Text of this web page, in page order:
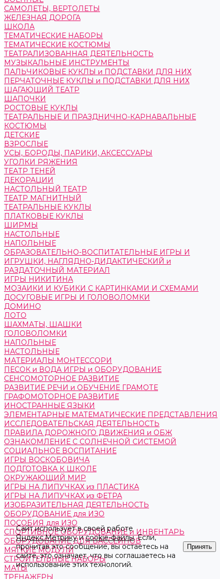
САМОЛЕТЫ, ВЕРТОЛЕТЫ
ЖЕЛЕЗНАЯ ДОРОГА
ШКОЛА
ТЕМАТИЧЕСКИЕ НАБОРЫ
ТЕМАТИЧЕСКИЕ КОСТЮМЫ
ТЕАТРАЛИЗОВАННАЯ ДЕЯТЕЛЬНОСТЬ
МУЗЫКАЛЬНЫЕ ИНСТРУМЕНТЫ
ПАЛЬЧИКОВЫЕ КУКЛЫ и ПОДСТАВКИ ДЛЯ НИХ
ПЕРЧАТОЧНЫЕ КУКЛЫ и ПОДСТАВКИ ДЛЯ НИХ
ШАГАЮЩИЙ ТЕАТР
ШАПОЧКИ
РОСТОВЫЕ КУКЛЫ
ТЕАТРАЛЬНЫЕ И ПРАЗДНИЧНО-КАРНАВАЛЬНЫЕ
КОСТЮМЫ
ДЕТСКИЕ
ВЗРОСЛЫЕ
УСЫ, БОРОДЫ, ПАРИКИ, АКСЕССУАРЫ
УГОЛКИ РЯЖЕНИЯ
ТЕАТР ТЕНЕЙ
ДЕКОРАЦИИ
НАСТОЛЬНЫЙ ТЕАТР
ТЕАТР МАГНИТНЫЙ
ТЕАТРАЛЬНЫЕ КУКЛЫ
ПЛАТКОВЫЕ КУКЛЫ
ШИРМЫ
НАСТОЛЬНЫЕ
НАПОЛЬНЫЕ
ОБРАЗОВАТЕЛЬНО-ВОСПИТАТЕЛЬНЫЕ ИГРЫ И
ИГРУШКИ, НАГЛЯДНО-ДИДАКТИЧЕСКИЙ и
РАЗДАТОЧНЫЙ МАТЕРИАЛ
ИГРЫ НИКИТИНА
МОЗАИКИ И КУБИКИ С КАРТИНКАМИ И СХЕМАМИ
ДОСУГОВЫЕ ИГРЫ И ГОЛОВОЛОМКИ
ДОМИНО
ЛОТО
ШАХМАТЫ, ШАШКИ
ГОЛОВОЛОМКИ
НАПОЛЬНЫЕ
НАСТОЛЬНЫЕ
МАТЕРИАЛЫ МОНТЕССОРИ
ПЕСОК и ВОДА ИГРЫ и ОБОРУДОВАНИЕ
СЕНСОМОТОРНОЕ РАЗВИТИЕ
РАЗВИТИЕ РЕЧИ и ОБУЧЕНИЕ ГРАМОТЕ
ГРАФОМОТОРНОЕ РАЗВИТИЕ
ИНОСТРАННЫЕ ЯЗЫКИ
ЭЛЕМЕНТАРНЫЕ МАТЕМАТИЧЕСКИЕ ПРЕДСТАВЛЕНИЯ
ИССЛЕДОВАТЕЛЬСКАЯ ДЕЯТЕЛЬНОСТЬ
ПРАВИЛА ДОРОЖНОГО ДВИЖЕНИЯ и ОБЖ
ОЗНАКОМЛЕНИЕ С СОЛНЕЧНОЙ СИСТЕМОЙ
СОЦИАЛЬНОЕ ВОСПИТАНИЕ
ИГРЫ ВОСКОБОВИЧА
ПОДГОТОВКА К ШКОЛЕ
ОКРУЖАЮЩИЙ МИР
ИГРЫ НА ЛИПУЧКАХ из ПЛАСТИКА
ИГРЫ НА ЛИПУЧКАХ из ФЕТРА
ИЗОБРАЗИТЕЛЬНАЯ ДЕЯТЕЛЬНОСТЬ
ОБОРУДОВАНИЕ для ИЗО
ПОСОБИЯ для ИЗО
СПОРТИВНОЕ ОБОРУДОВАНИЕ и ИНВЕНТАРЬ
ОБОРУДОВАНИЕ ДЛЯ БАССЕЙНОВ
МЯГКИЕ МОДУЛИ
СТРОИТЕЛЬНЫЕ НАБОРЫ
МАТЫ
ТРЕНАЖЕРЫ
Сайт использует в своей работе
Яндекс.Метрикуиcookie-файлы. Если,
прочитав это сообщение, вы остаетесь на
сайте, это означает, что вы соглашаетесь на
использование этих технологий.
Принять